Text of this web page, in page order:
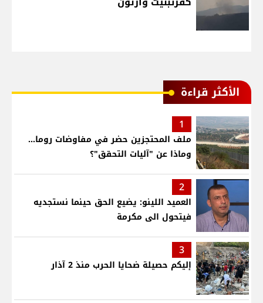
الأكثر قراءة
1
ملف المحتجزين حضر في مفاوضات روما...
وماذا عن "آليات التحقق"؟
2
العميد اللينو: يضيع الحق حينما نستجديه
فيتحول الى مكرمة
3
إليكم حصيلة ضحايا الحرب منذ 2 آذار